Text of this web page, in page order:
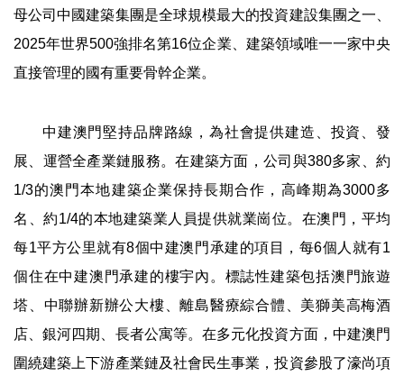
母公司中國建築集團是全球規模最大的投資建設集團之一、
2025年世界500強排名第16位企業、建築領域唯一一家中央
直接管理的國有重要骨幹企業。
中建澳門堅持品牌路線，為社會提供建造、投資、發
展、運營全產業鏈服務。在建築方面，公司與380多家、約
1/3的澳門本地建築企業保持長期合作，高峰期為3000多
名、約1/4的本地建築業人員提供就業崗位。在澳門，平均
每1平方公里就有8個中建澳門承建的項目，每6個人就有1
個住在中建澳門承建的樓宇內。標誌性建築包括澳門旅遊
塔、中聯辦新辦公大樓、離島醫療綜合體、美獅美高梅酒
店、銀河四期、長者公寓等。在多元化投資方面，中建澳門
圍繞建築上下游產業鏈及社會民生事業，投資參股了濠尚項